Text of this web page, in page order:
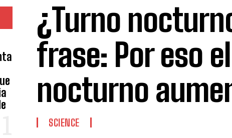
¿Turno
frase: Por eso
nocturno
SCIENCE